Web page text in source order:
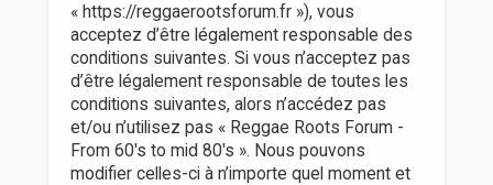
« https://reggaerootsforum.fr »), vous
acceptez d’être légalement responsable des
conditions suivantes. Si vous n’acceptez pas
d’être légalement responsable de toutes les
conditions suivantes, alors n’accédez pas
et/ou n’utilisez pas « Reggae Roots Forum -
From 60's to mid 80's ». Nous pouvons
modifier celles-ci à n’importe quel moment et